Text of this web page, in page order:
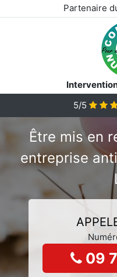
Partenaire
5/5
Être mis en
entreprise
09